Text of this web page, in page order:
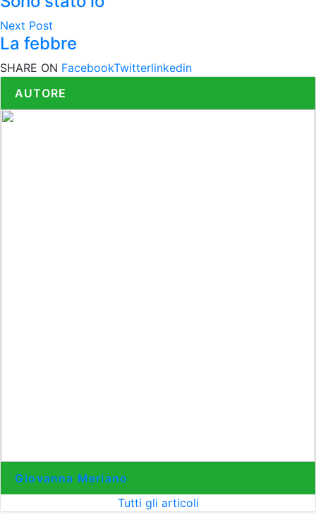
Next Post
La febbre
SHARE ON FacebookTwitterlinkedin
AUTORE
Giovanna Meriano
Tutti gli articoli